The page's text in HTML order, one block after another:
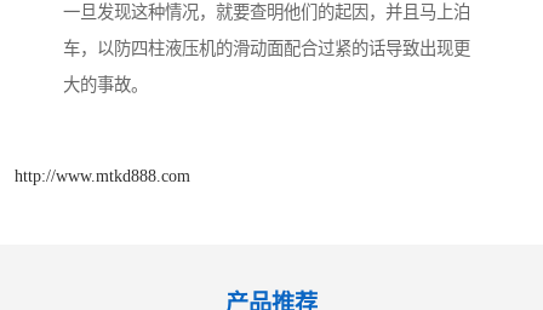
一旦发现这种情况，就要查明他们的起因，并且马上泊
车，以防四柱液压机的滑动面配合过紧的话导致出现更
大的事故。
http://www.mtkd888.com
产品推荐